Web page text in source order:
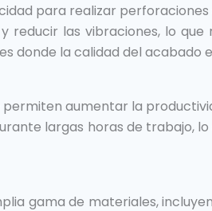
para realizar
las vibraciones, lo
donde la calidad del acabado
aumentar la
largas horas de trabajo,
gama de materiales,